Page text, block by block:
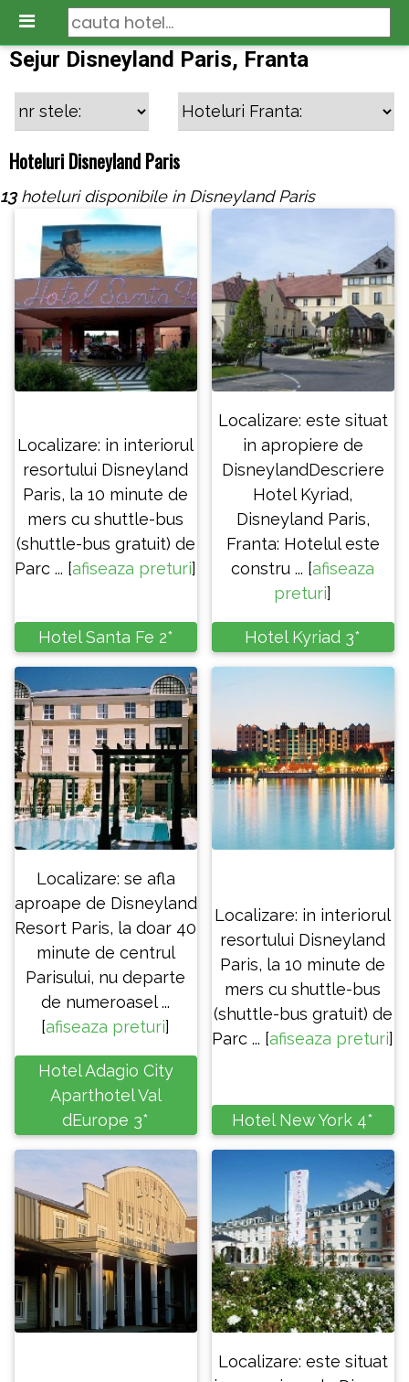
Sejur Disneyland Paris, Franta
Hoteluri Disneyland Paris
13hoteluri disponibile in Disneyland Paris
Localizare: in interiorul
resortului Disneyland
Paris, la 10 minute de
mers cu shuttle-bus
(shuttle-bus gratuit) de
Parc ... [afiseaza preturi]
Hotel Santa Fe 2*
Localizare: este situat
in apropiere de
DisneylandDescriere
Hotel Kyriad,
Disneyland Paris,
Franta: Hotelul este
constru ... [afiseaza
preturi]
Hotel Kyriad 3*
Localizare: se afla
aproape de Disneyland
Resort Paris, la doar 40
minute de centrul
Parisului, nu departe
de numeroasel ...
[afiseaza preturi]
Hotel Adagio City
Aparthotel Val
dEurope 3*
Localizare: in interiorul
resortului Disneyland
Paris, la 10 minute de
mers cu shuttle-bus
(shuttle-bus gratuit) de
Parc ... [afiseaza preturi]
Hotel New York 4*
Localizare: este situat